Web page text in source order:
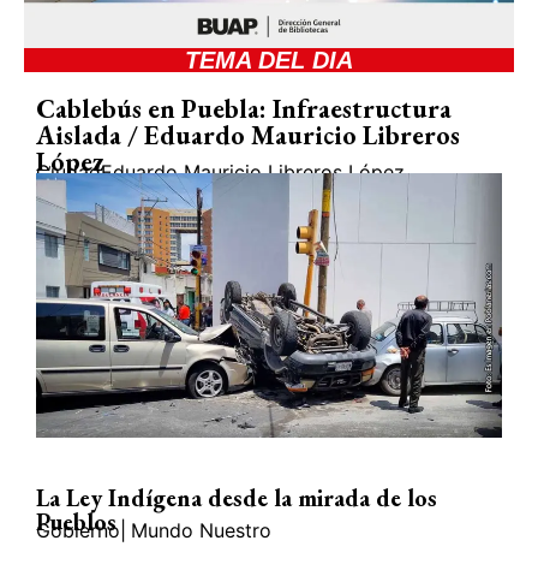
TEMA DEL DIA
Cablebús en Puebla: Infraestructura
Aislada / Eduardo Mauricio Libreros
López
CiudadEduardo Mauricio Libreros López
La Ley Indígena desde la mirada de los
Pueblos
Gobierno Mundo Nuestro